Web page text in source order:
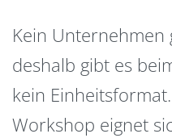
Kein Unternehmen
deshalb gibt es
kein
Workshop eignet